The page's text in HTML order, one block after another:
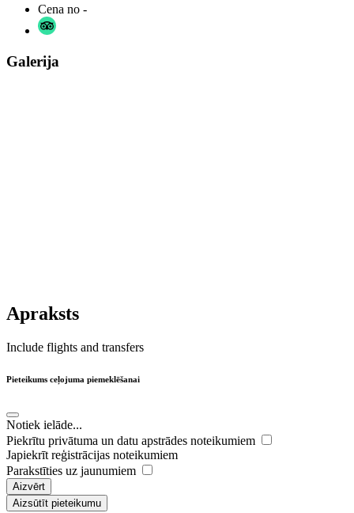
Cena no -
Galerija
Apraksts
Include flights and transfers
Pieteikums ceļojuma piemeklēšanai
Notiek ielāde...
Piekrītu privātuma un datu apstrādes noteikumiem
Japiekrīt reģistrācijas noteikumiem
Parakstīties uz jaunumiem
Aizvērt
Aizsūtīt pieteikumu